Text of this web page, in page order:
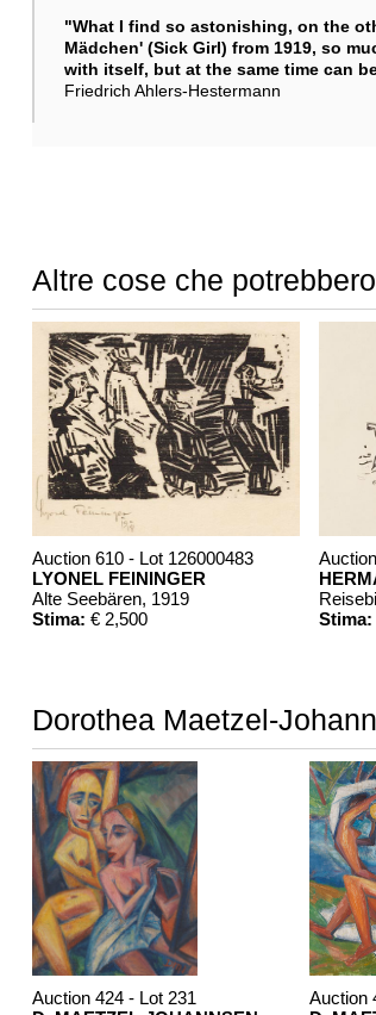
"What I find so astonishing, on the
Mädchen' (Sick Girl) from 1919, so
with itself, but at the same time can
Friedrich Ahlers-Hestermann
Altre cose che
Auction 610 - Lot 126000483
LYONEL FEININGER
Alte Seebären, 1919
Stima: € 2,500
Stima:
Dorothea Maetzel-
Auction 424 - Lot 231
Auction